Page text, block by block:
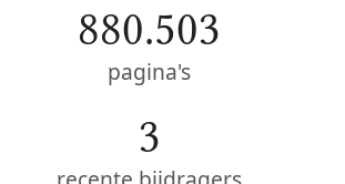
880.503
pagina's
3